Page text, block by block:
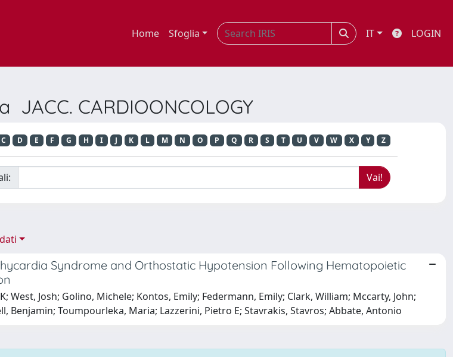
Home Sfoglia IT LOGIN
JACC. CARDIOONCOLOGY
C D E F G H I J K L M N O P Q R S T U V W X Y Z
Syndrome and Orthostatic Hypotension Following Hematopoietic
West, Josh; Golino, Michele; Kontos, Emily; Federmann, Emily; Clark, William; Mccarty, John;
Benjamin; Toumpourleka, Maria; Lazzerini, Pietro E; Stavrakis, Stavros; Abbate, Antonio